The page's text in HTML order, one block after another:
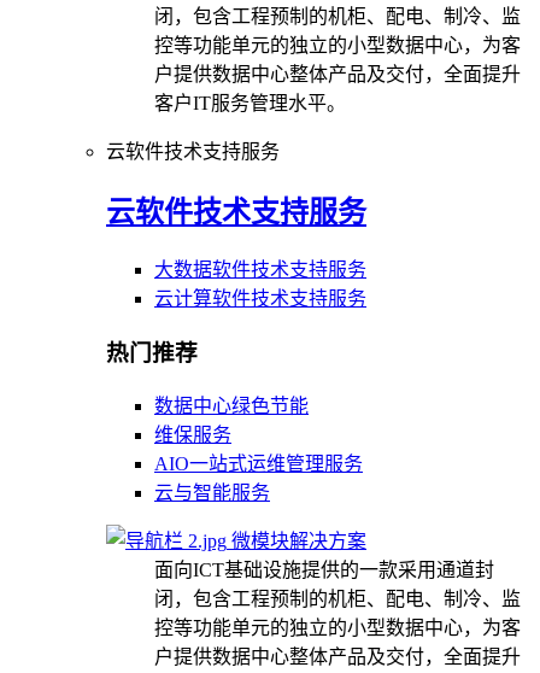
闭，包含工程预制的机柜、配电、制冷、监
控等功能单元的独立的小型数据中心，为客
户提供数据中心整体产品及交付，全面提升
客户IT服务管理水平。
云软件技术支持服务
云软件技术支持服务
大数据软件技术支持服务
云计算软件技术支持服务
热门推荐
数据中心绿色节能
维保服务
AIO一站式运维管理服务
云与智能服务
微模块解决方案
面向ICT基础设施提供的一款采用通道封
闭，包含工程预制的机柜、配电、制冷、监
控等功能单元的独立的小型数据中心，为客
户提供数据中心整体产品及交付，全面提升